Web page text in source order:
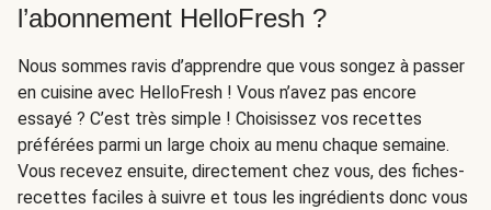
l’abonnement HelloFresh ?
Nous sommes ravis d’apprendre que vous songez à passer
en cuisine avec HelloFresh ! Vous n’avez pas encore
essayé ? C’est très simple ! Choisissez vos recettes
préférées parmi un large choix au menu chaque semaine.
Vous recevez ensuite, directement chez vous, des fiches-
recettes faciles à suivre et tous les ingrédients donc vous